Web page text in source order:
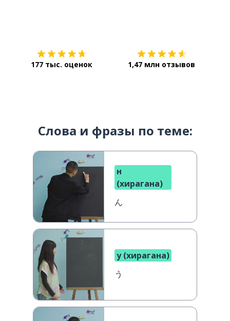
177 тыс. оценок 1,47 млн отзывов
Слова и фразы по теме:
н
(хирагана)
ん
у (хирагана)
う